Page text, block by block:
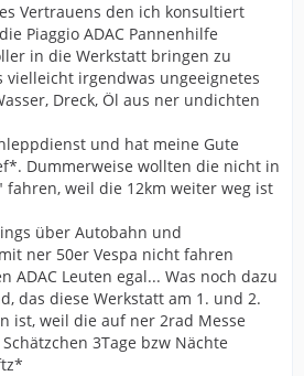
Vertrauens den ich konsultiert
Piaggio ADAC Pannenhilfe
in die Werkstatt bringen zu
vielleicht irgendwas ungeeignetes
Dreck, Öl aus ner undichten
und hat meine Gute
Dummerweise wollten die nicht in
fahren, weil die 12km weiter weg ist
über Autobahn und
ner 50er Vespa nicht fahren
ADAC Leuten egal... Was noch dazu
das diese Werkstatt am 1. und 2.
ist, weil die auf ner 2rad Messe
3Tage bzw Nächte